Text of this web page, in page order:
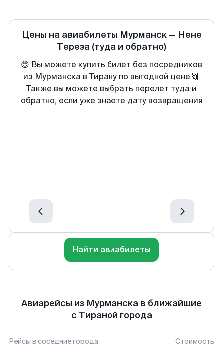
Цены на авиабилеты Мурманск— Нене
Тереза (туда и обратно)
😍 Вы можете купить билет без посредников
из Мурманска в Тирану по выгодной цене🙌.
Также вы можете выбрать перелет туда и
обратно, если уже знаете дату возвращения
Найти авиабилеты
Авиарейсы из Мурманска в ближайшие
с Тираной города
Рейсы в соседние города Стоимость